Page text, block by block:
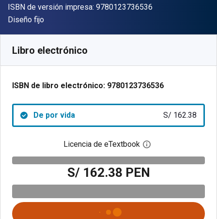
ISBN de versión impresa: 9780123736536
Formato
Diseño fijo
Libro electrónico
ISBN de libro electrónico: 9780123736536
De por vida S/ 162.38
Licencia de eTextbook Abre el cuadro de
S/ 162.38 PEN